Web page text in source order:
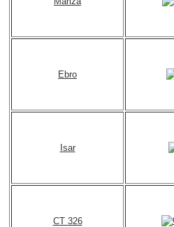
Ebro
Isar
CT 326